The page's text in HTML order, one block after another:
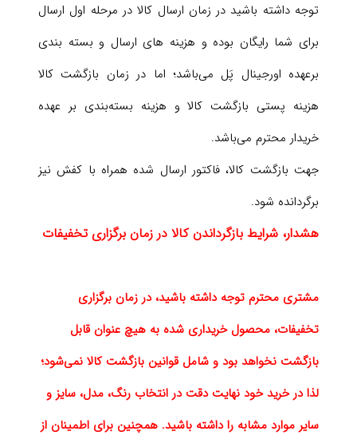
توجه داشته باشید در زمان ارسال کالا در مرحله اول ارسال
برای شما رایگان بوده و هزینه های ارسال و بسته بندی
برعهده اورجینال پَل می‌باشد؛ اما در زمان بازگشت کالا
هزینه پستی بازگشت کالا و هزینه بسته‌بندی بر عهده
خریدار محترم می‌باشد.
جهت بازگشت کالا، فاکتور ارسال شده همراه با کفش نیز
برگردانده شود.
هشدار، شرایط بازگرداندن کالا در زمان برگزاری تخفیفات
مشتری محترم توجه داشته باشید، در زمان برگزاری
تخفیفات، محصول خریداری شده به هیچ عنوان قابل
بازگشت نخواهد بود و شامل قوانین بازگشت کالا نمی‌شود؛
لذا در خرید خود نهایت دقت در انتخاب رنگ، مدل، سایز و
سایر موارد مشابه را داشته باشید. همچنین برای اطمینان از